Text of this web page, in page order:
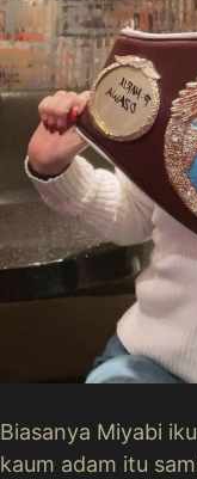
Biasanya Miyabi
kaum adam itu